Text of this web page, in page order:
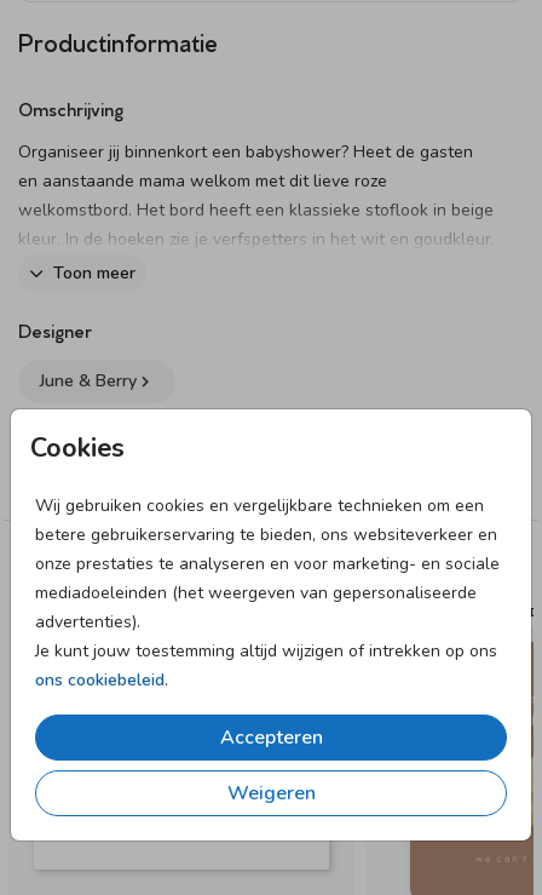
Cookies
Wij gebruiken cookies en vergelijkbare technieken om een
betere gebruikerservaring te bieden, ons websiteverkeer en
onze prestaties te analyseren en voor marketing- en sociale
mediadoeleinden (het weergeven van gepersonaliseerde
advertenties).
Je kunt jouw toestemming altijd wijzigen of intrekken op ons
ons cookiebeleid.
Accepteren
Weigeren
Productinformatie
Omschrijving
Organiseer jij binnenkort een babyshower? Heet de gasten
en aanstaande mama welkom met dit lieve roze
welkomstbord. Het bord heeft een klassieke stoflook in beige
kleur. In de hoeken zie je verfspetters in het wit en goudkleur.
Pas het ontwerp gemakkelijk aan in onze online editor.
Dit product maakt onderdeel uit van
Toon meer
Designer
June & Berry
Collectie
Deze designs vind je misschien ook leuk